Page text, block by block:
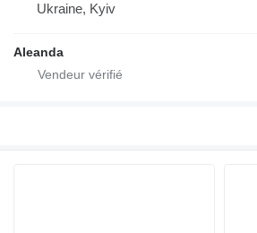
Ukraine, Kyiv
Aleanda